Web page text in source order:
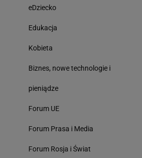
eDziecko
Edukacja
Kobieta
Biznes, nowe technologie i
pieniądze
Forum UE
Forum Prasa i Media
Forum Rosja i Świat